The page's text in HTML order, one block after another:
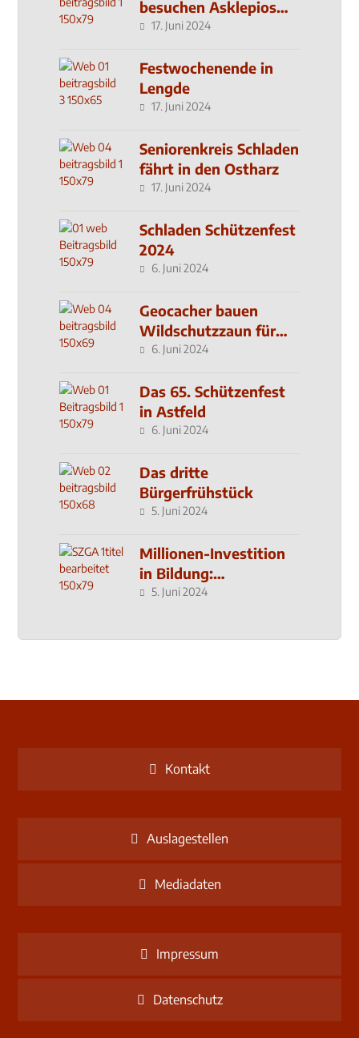
besuchen Asklepios
Klinik
17. Juni 2024
Festwochenende in
Lengde
17. Juni 2024
Seniorenkreis Schladen
fährt in den Ostharz
17. Juni 2024
Schladen Schützenfest
2024
6. Juni 2024
Geocacher bauen
Wildschutzzaun für
den MachMit! Wald
6. Juni 2024
Das 65. Schützenfest
in Astfeld
6. Juni 2024
Das dritte
Bürgerfrühstück
5. Juni 2024
Millionen-Investition
in Bildung:
Schulzentrum-Neubau
5. Juni 2024
Kontakt
Auslagestellen
Mediadaten
Impressum
Datenschutz